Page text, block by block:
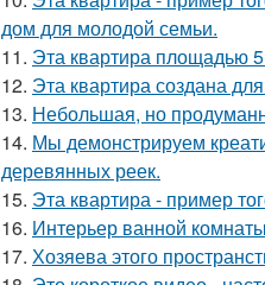
дом для молодой семьи.
11. Эта квартира площадью
12. Эта квартира создана
13. Небольшая, но
14. Мы демонстрируем
деревянных реек.
15. Эта квартира - пример
16. Интерьер ванной
17. Хозяева этого